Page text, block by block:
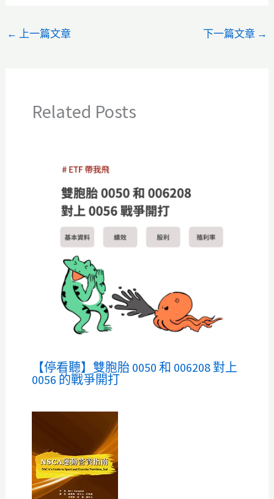
← 上一篇文章 下一篇文章 →
Related Posts
【停看聽】雙胞胎 0050 和 006208 對上
0056 的戰爭開打